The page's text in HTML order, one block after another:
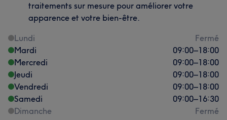
traitements sur mesure pour améliorer votre
apparence et votre bien-être.
Lundi
Fermé
Mardi
09:00–18:00
Mercredi
09:00–18:00
Jeudi
09:00–18:00
Vendredi
09:00–18:00
Samedi
09:00–16:30
Dimanche
Fermé